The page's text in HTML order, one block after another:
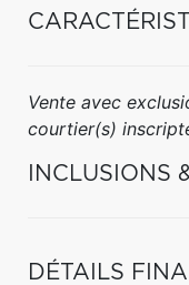
Vente avec
courtier(s)
INCLUSIONS
DÉTAILS